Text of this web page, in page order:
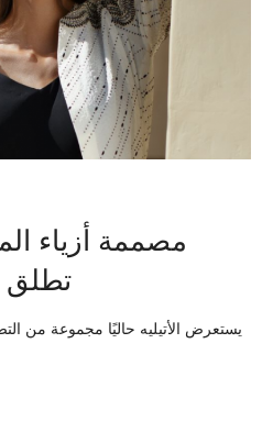
مصممة أزياء
تطلق
يستعرض الأتيليه حاليًا مجموعة من